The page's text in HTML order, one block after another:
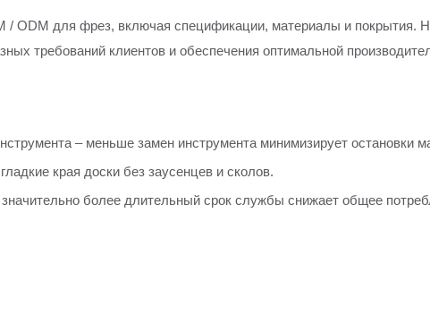
/ ODM для фрез, включая спецификации, материалы и покрытия.
требований клиентов и обеспечения оптимальной
– меньше замен инструмента минимизирует остановки
края доски без заусенцев и сколов.
более длительный срок службы снижает общее